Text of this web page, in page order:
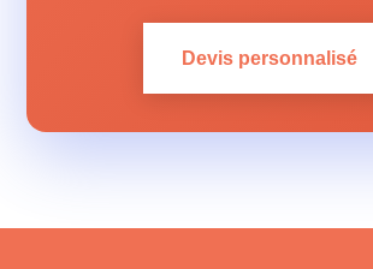
Devis personnalisé